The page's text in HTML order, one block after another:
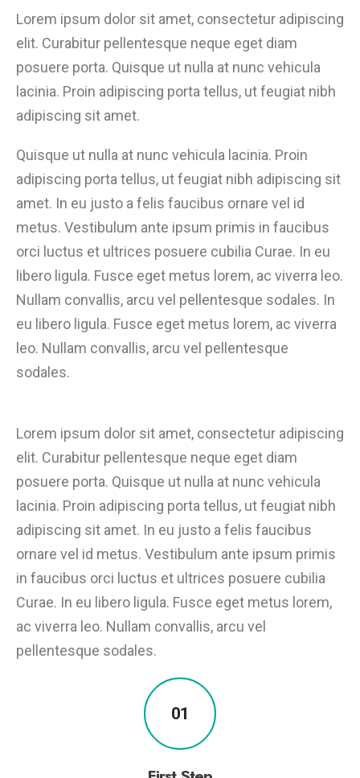
Lorem ipsum dolor sit amet, consectetur adipiscing
elit. Curabitur pellentesque neque eget diam
posuere porta. Quisque ut nulla at nunc vehicula
lacinia. Proin adipiscing porta tellus, ut feugiat nibh
adipiscing sit amet.
Quisque ut nulla at nunc vehicula lacinia. Proin
adipiscing porta tellus, ut feugiat nibh adipiscing sit
amet. In eu justo a felis faucibus ornare vel id
metus. Vestibulum ante ipsum primis in faucibus
orci luctus et ultrices posuere cubilia Curae. In eu
libero ligula. Fusce eget metus lorem, ac viverra leo.
Nullam convallis, arcu vel pellentesque sodales. In
eu libero ligula. Fusce eget metus lorem, ac viverra
leo. Nullam convallis, arcu vel pellentesque
sodales.
Lorem ipsum dolor sit amet, consectetur adipiscing
elit. Curabitur pellentesque neque eget diam
posuere porta. Quisque ut nulla at nunc vehicula
lacinia. Proin adipiscing porta tellus, ut feugiat nibh
adipiscing sit amet. In eu justo a felis faucibus
ornare vel id metus. Vestibulum ante ipsum primis
in faucibus orci luctus et ultrices posuere cubilia
Curae. In eu libero ligula. Fusce eget metus lorem,
ac viverra leo. Nullam convallis, arcu vel
pellentesque sodales.
01